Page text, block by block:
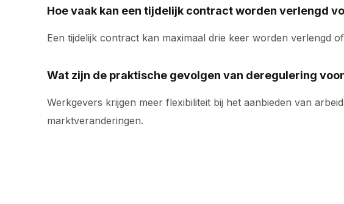
Hoe vaak kan een tijdelijk contract worden verlengd
Een tijdelijk contract kan maximaal drie keer worden verlengd
Wat zijn de praktische gevolgen van deregulering
Werkgevers krijgen meer flexibiliteit bij het aanbieden van
marktveranderingen.